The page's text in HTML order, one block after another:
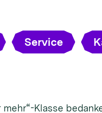
Service
mehr“-Klasse